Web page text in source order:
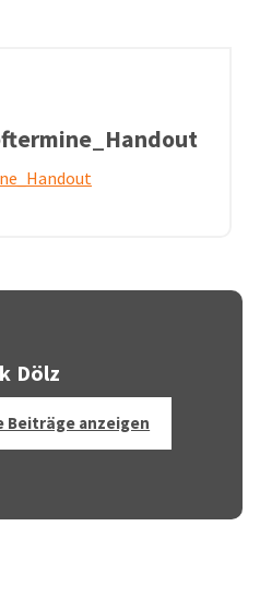
Dölz
Beiträge anzeigen